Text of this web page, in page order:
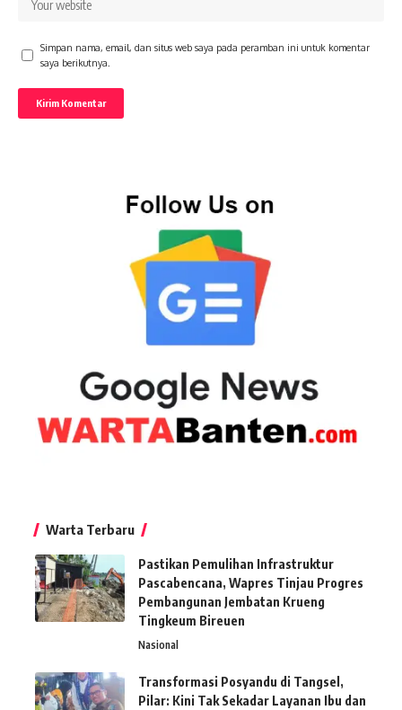
Simpan nama, email, dan situs web saya pada peramban ini untuk komentar
saya berikutnya.
Warta Terbaru
Pastikan Pemulihan Infrastruktur
Pascabencana, Wapres Tinjau Progres
Pembangunan Jembatan Krueng
Tingkeum Bireuen
Nasional
Transformasi Posyandu di Tangsel,
Pilar: Kini Tak Sekadar Layanan Ibu dan